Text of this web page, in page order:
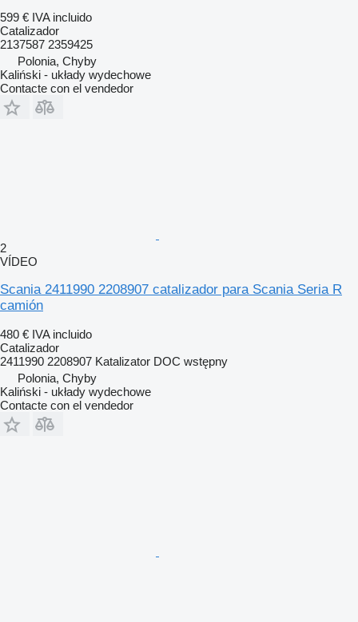
599 € IVA incluido
Catalizador
2137587 2359425
Polonia, Chyby
Kaliński - układy wydechowe
Contacte con el vendedor
2
VÍDEO
Scania 2411990 2208907 catalizador para Scania Seria R
camión
480 € IVA incluido
Catalizador
2411990 2208907 Katalizator DOC wstępny
Polonia, Chyby
Kaliński - układy wydechowe
Contacte con el vendedor